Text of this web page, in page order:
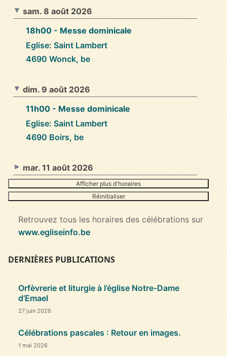
sam. 8 août 2026
18h00 - Messe dominicale
Eglise: Saint Lambert
4690 Wonck, be
dim. 9 août 2026
11h00 - Messe dominicale
Eglise: Saint Lambert
4690 Boirs, be
mar. 11 août 2026
Afficher plus d'horaires
Réinitialiser
Retrouvez tous les horaires des célébrations sur
www.egliseinfo.be
DERNIÈRES PUBLICATIONS
Orfèvrerie et liturgie à l’église Notre-Dame
d’Emael
27 juin 2026
Célébrations pascales : Retour en images.
1 mai 2026